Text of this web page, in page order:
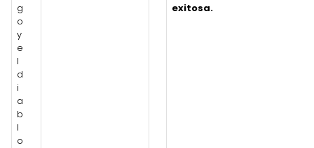
g
o
y
e
l
d
i
a
b
l
o
exitosa.